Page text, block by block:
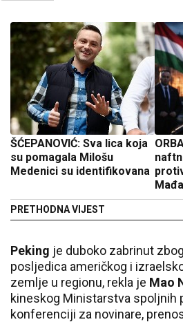
ŠĆEPANOVIĆ: Sva lica koja
su pomagala Milošu
Medenici su identifikovana
PRETHODNA VIJEST
Peking je duboko zabrinut
posljedica američkog i
zemlje u regionu, rekla je Mao
kineskog Ministarstva spoljnih
konferenciji za novinare,